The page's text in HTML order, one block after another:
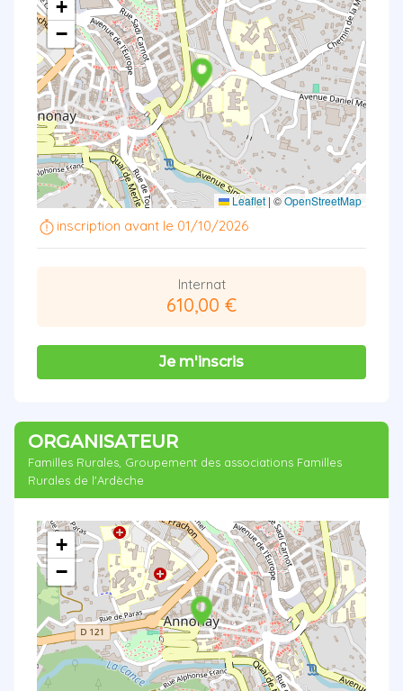
+
−
Leaflet | ©OpenStreetMap
inscription avant le 01/10/2026
Internat
610,00 €
Je m'inscris
ORGANISATEUR
Familles Rurales, Groupement des associations Familles
Rurales de l'Ardèche
+
−